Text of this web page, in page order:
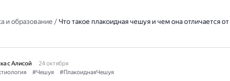
и образование / Что такое плакоидная чешуя и чем она отличается от
с Алисой
24 октября
#Чешуя #ПлакоиднаяЧешуя